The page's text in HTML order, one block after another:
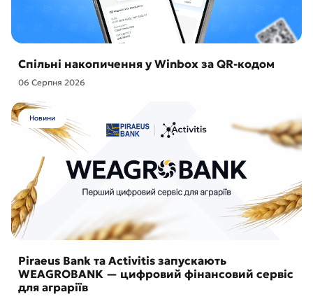
Спільні накопичення у Winbox за QR-кодом
06 Серпня 2026
Новини
Piraeus Bank та Activitis запускають
WEAGROBANK — цифровий фінансовий сервіс
для аграріїв